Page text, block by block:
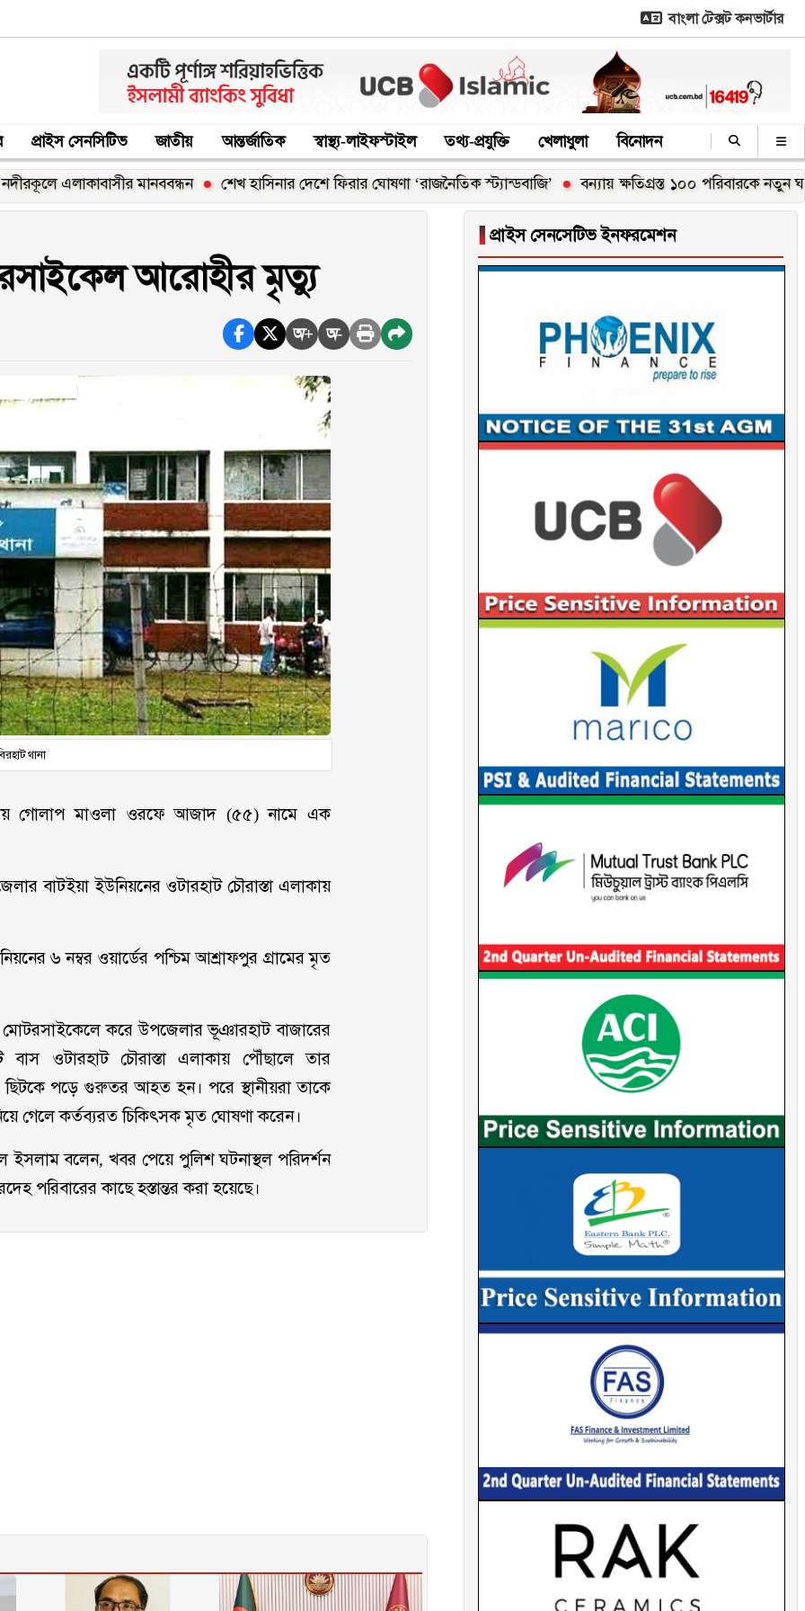
বাংলা টেক্সট কনভার্টার
প্রাইস সেনসিটিভ জাতীয় আন্তর্জাতিক স্বাস্থ্য-লাইফস্টাইল তথ্য-প্রযুক্তি খেলাধুলা বিনোদন
মানববন্ধন শেখ হাসিনার দেশে ফিরার ঘোষণা ‘রাজনৈতিক স্ট্যান্ডবাজি’ বন্যায় ক্ষতিগ্রস্ত ১০০ পরিবারকে নতুন ঘর দেবেন
আরোহীর মৃত্যু
অ+ অ-
থানা
গোলাপ মাওলা ওরফে আজাদ (৫৫) নামে এক
বাটইয়া ইউনিয়নের ওটারহাট চৌরাস্তা এলাকায়
৬ নম্বর ওয়ার্ডের পশ্চিম আশ্রাফপুর গ্রামের মৃত
মোটরসাইকেলে করে উপজেলার ভূঞারহাট বাজারের
বাস ওটারহাট চৌরাস্তা এলাকায় পৌঁছালে তার
পড়ে গুরুতর আহত হন। পরে স্থানীয়রা তাকে
গেলে কর্তব্যরত চিকিৎসক মৃত ঘোষণা করেন।
বলেন, খবর পেয়ে পুলিশ ঘটনাস্থল পরিদর্শন
পরিবারের কাছে হস্তান্তর করা হয়েছে।
▐ প্রাইস সেনসেটিভ ইনফরমেশন